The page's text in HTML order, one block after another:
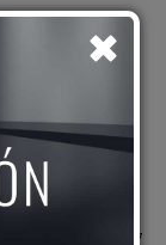
que
|
1807